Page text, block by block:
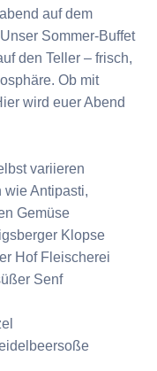
auf dem
Sommer-Buffet
den Teller – frisch,
Ob mit
wird euer Abend
variieren
wie Antipasti,
Gemüse
Klopse
Hof Fleischerei
Senf